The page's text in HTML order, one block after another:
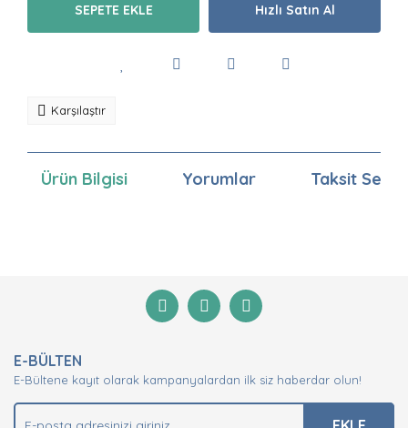
SEPETE EKLE Hızlı Satın Al
Karşılaştır
Ürün Bilgisi Yorumlar Taksit
Yorum Yaz
Görüş ve önerileriniz için teşekkür ederiz.
Ürün açıklamasında eksik bilgiler bulunuyor.
Ürün bilgilerinde hatalar bulunuyor.
E-BÜLTEN
E-Bültene kayıt olarak kampanyalardan ilk siz haberdar olun!